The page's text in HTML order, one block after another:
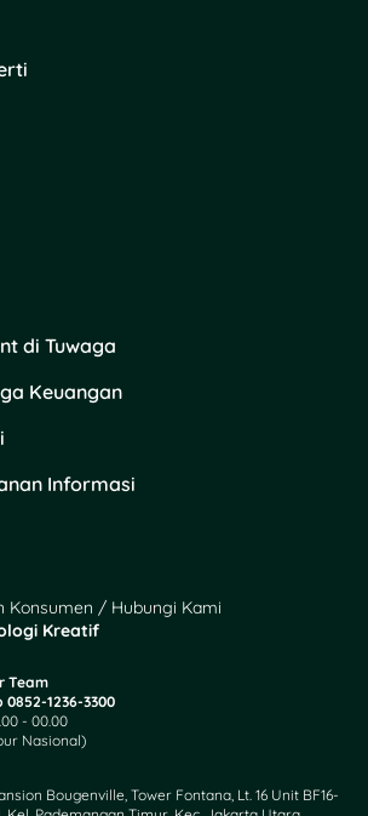
di Tuwaga
Keuangan
Informasi
Konsumen / Hubungi Kami
Kreatif
Team
1236-3300
- 00.00
Nasional)
Bougenville, Tower Fontana, Lt. 16 Unit BF16-